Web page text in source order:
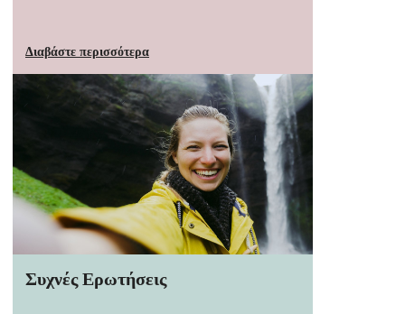
Διαβάστε περισσότερα
Συχνές Ερωτήσεις